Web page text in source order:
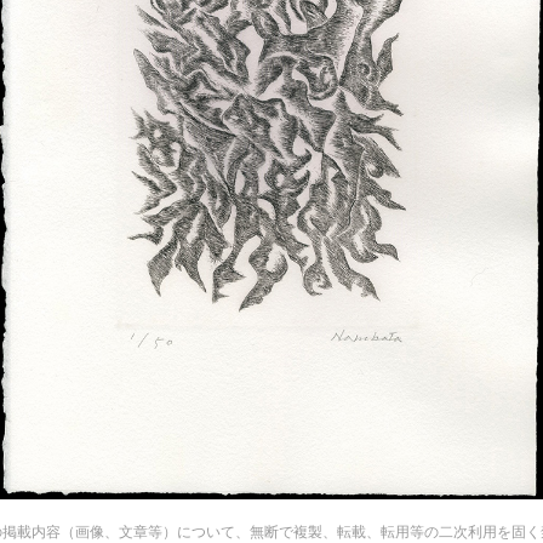
載内容（画像、文章等）について、無断で複製、転載、転用等の二次利用を固く